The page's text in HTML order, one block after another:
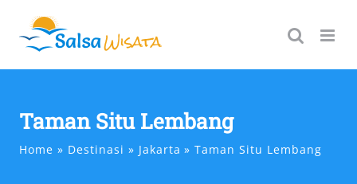
content
Taman Situ Lembang
Home Destinasi Jakarta Taman Situ Lembang